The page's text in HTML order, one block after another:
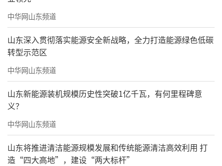
中华网山东频道
山东深入贯彻落实能源安全新战略，全力打造能源绿色低碳
转型示范区
中华网山东频道
山东新能源装机规模历史性突破1亿千瓦，有何里程碑意
义？
中华网山东频道
山东将推进清洁能源规模发展和传统能源清洁高效利用 打
造“四大高地”，建设“两大标杆”